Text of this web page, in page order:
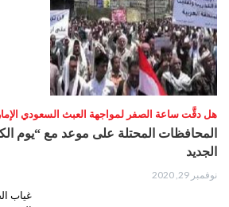
هل دقَّت ساعة الصفر لمواجهة العبث السعودي
المحافظات المحتلة على موعد مع “يوم
الجديد
نوفمبر 29, 2020
غياب